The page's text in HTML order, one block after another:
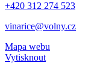
+420 312 274 523
vinarice@volny.cz
Mapa webu
Vytisknout